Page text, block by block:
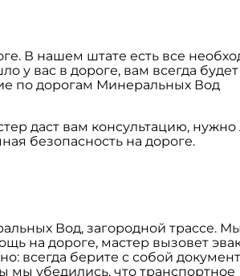
В нашем штате есть все
у вас в дороге, вам всегда будет
по дорогам Минеральных Вод
даст вам консультацию, нужно
безопасность на дороге.
Вод, загородной трассе. Мы
на дороге, мастер вызовет
всегда берите с собой
мы убедились, что транспортное